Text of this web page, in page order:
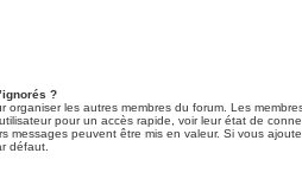
?
organiser les autres membres du forum. Les
pour un accès rapide, voir leur état de
messages peuvent être mis en valeur. Si vous
défaut.